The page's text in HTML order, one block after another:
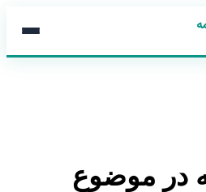
موضوع